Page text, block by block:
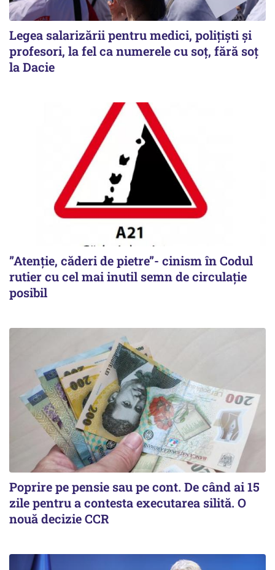
Legea salarizării pentru medici, polițiști și
profesori, la fel ca numerele cu soț, fără soț
la Dacie
”Atenție, căderi de pietre”- cinism în Codul
rutier cu cel mai inutil semn de circulație
posibil
Poprire pe pensie sau pe cont. De când ai 15
zile pentru a contesta executarea silită. O
nouă decizie CCR